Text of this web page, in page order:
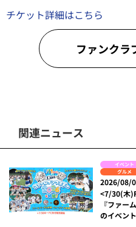
チケット詳細はこちら
ファンクラ
関連ニュース
イベント
グルメ
2026/08/
<7/30(木
『ファー
のイベン